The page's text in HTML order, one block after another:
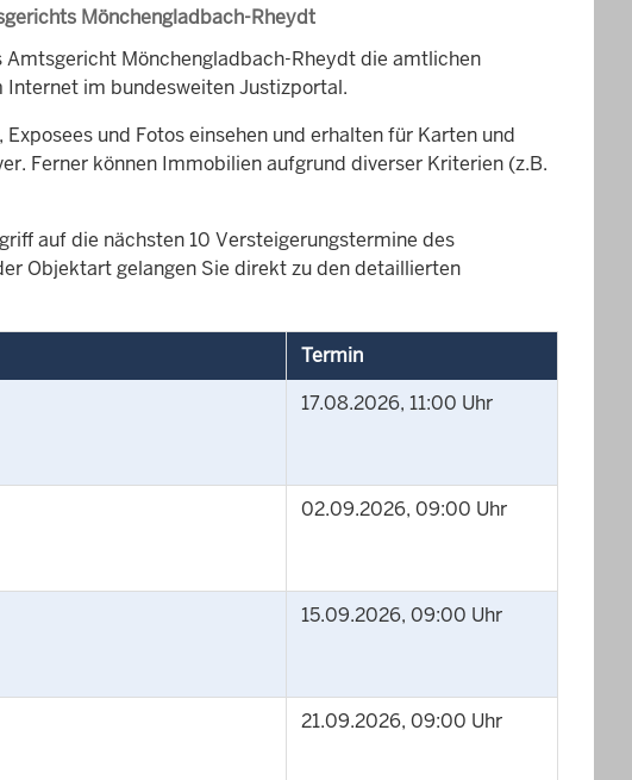
Mönchengladbach-Rheydt
Mönchengladbach-Rheydt die amtlichen
im bundesweiten Justizportal.
und Fotos einsehen und erhalten für Karten und
Ferner können Immobilien aufgrund diverser Kriterien (z.B.
auf die nächsten 10 Versteigerungstermine des
Objektart gelangen Sie direkt zu den detaillierten
Termin
17.08.2026, 11:00 Uhr
02.09.2026, 09:00 Uhr
15.09.2026, 09:00 Uhr
21.09.2026, 09:00 Uhr